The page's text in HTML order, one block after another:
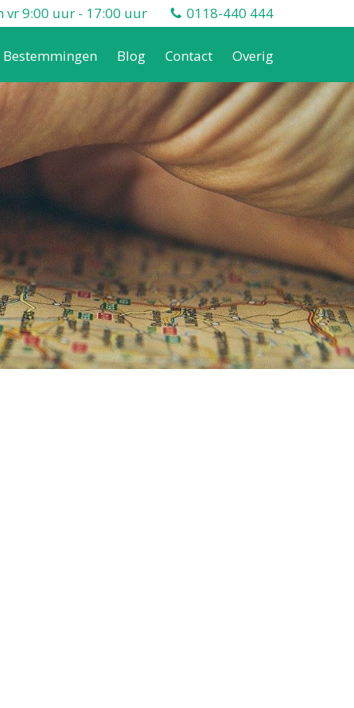
vr 9:00 uur - 17:00 uur 0118-440 444
Bestemmingen Blog Contact Overig